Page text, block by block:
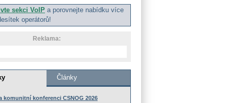
sekci VoIP a porovnejte nabídku více
operátorů!
Reklama: